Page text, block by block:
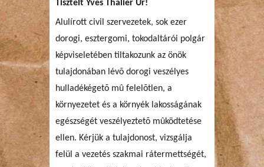
Tisztelt Yves Thalier Úr!
Alulírott civil szervezetek, sok ezer
dorogi, esztergomi, tokodaltárói polgár
képviseletében tiltakozunk az önök
tulajdonában lévõ dorogi veszélyes
hulladékégetõ mû felelõtlen, a
környezetet és a környék lakosságának
egészségét veszélyeztetõ mûködtetése
ellen. Kérjük a tulajdonost, vizsgálja
felül a vezetés szakmai rátermettségét,